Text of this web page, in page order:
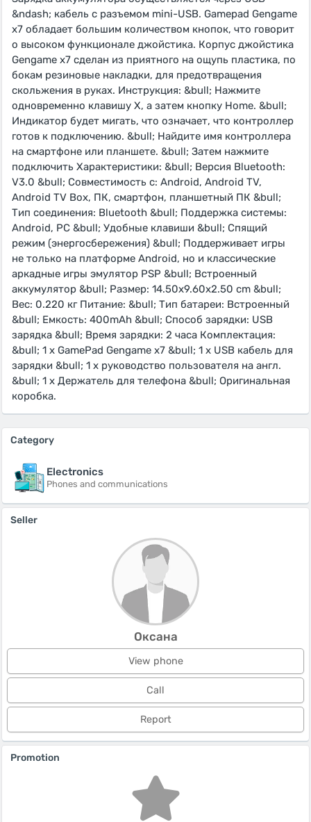
&ndash; кабель с разъемом mini-USB. Gamepad Gengame
x7 обладает большим количеством кнопок, что говорит
о высоком функционале джойстика. Корпус джойстика
Gengame x7 сделан из приятного на ощупь пластика, по
бокам резиновые накладки, для предотвращения
скольжения в руках. Инструкция: &bull; Нажмите
одновременно клавишу X, а затем кнопку Home. &bull;
Индикатор будет мигать, что означает, что контроллер
готов к подключению. &bull; Найдите имя контроллера
на смартфоне или планшете. &bull; Затем нажмите
подключить Характеристики: &bull; Версия Bluetooth:
V3.0 &bull; Совместимость с: Android, Android TV,
Android TV Box, ПК, смартфон, планшетный ПК &bull;
Тип соединения: Bluetooth &bull; Поддержка системы:
Android, PC &bull; Удобные клавиши &bull; Cпящий
режим (энергосбережения) &bull; Поддерживает игры
не только на платформе Android, но и классические
аркадные игры эмулятор PSP &bull; Встроенный
аккумулятор &bull; Размер: 14.50x9.60x2.50 cm &bull;
Вес: 0.220 кг Питание: &bull; Тип батареи: Встроенный
&bull; Емкость: 400mAh &bull; Способ зарядки: USB
зарядка &bull; Время зарядки: 2 часа Комплектация:
&bull; 1 х GamePad Gengame x7 &bull; 1 х USB кабель для
зарядки &bull; 1 х руководство пользователя на англ.
&bull; 1 х Держатель для телефона &bull; Оригинальная
коробка.
Category
Electronics
Phones and communications
Seller
Оксана
View phone
Call
Report
Promotion